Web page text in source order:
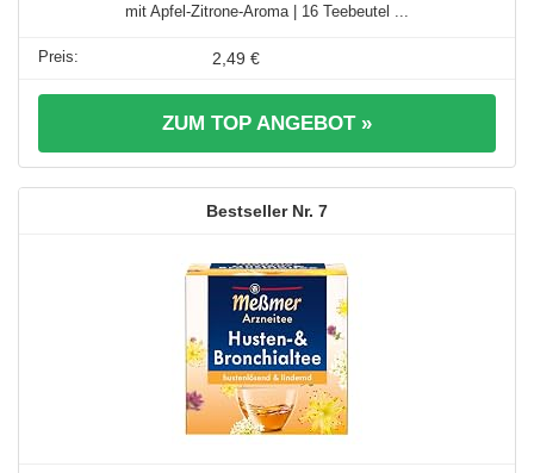
mit Apfel-Zitrone-Aroma | 16 Teebeutel ...
2,49 €
ZUM TOP ANGEBOT »
7